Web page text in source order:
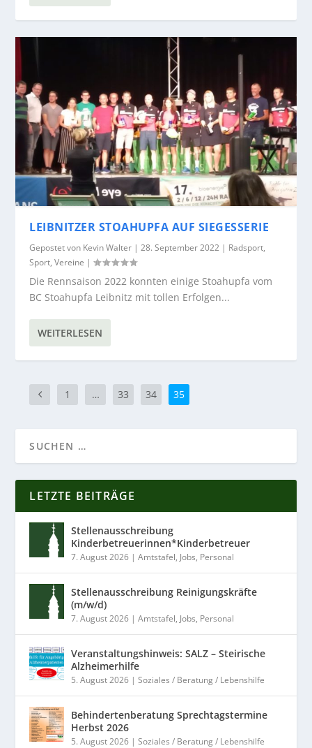
LEIBNITZER STOAHUPFA AUF SIEGESSERIE
Gepostet von Kevin Walter |28. September 2022 | Radsport,
Sport,Vereine |
Die Rennsaison 2022 konnten einige Stoahupfa vom
BC Stoahupfa Leibnitz mit tollen Erfolgen...
WEITERLESEN
1 … 33 34 35
LETZTE BEITRÄGE
Stellenausschreibung
Kinderbetreuerinnen*Kinderbetreuer
7. August 2026 |Amtstafel, Jobs, Personal
Stellenausschreibung Reinigungskräfte
(m/w/d)
7. August 2026 |Amtstafel, Jobs, Personal
Veranstaltungshinweis: SALZ – Steirische
Alzheimerhilfe
5. August 2026 |Soziales / Beratung / Lebenshilfe
Behindertenberatung Sprechtagstermine
Herbst 2026
5. August 2026 |Soziales / Beratung / Lebenshilfe